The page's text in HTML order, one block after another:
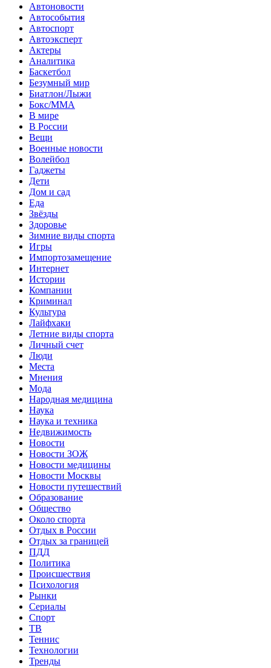
Автоновости
Автособытия
Автоспорт
Автоэксперт
Актеры
Аналитика
Баскетбол
Безумный мир
Биатлон/Лыжи
Бокс/MMA
В мире
В России
Вещи
Военные новости
Волейбол
Гаджеты
Дети
Дом и сад
Еда
Звёзды
Здоровье
Зимние виды спорта
Игры
Импортозамещение
Интернет
Истории
Компании
Криминал
Культура
Лайфхаки
Летние виды спорта
Личный счет
Люди
Места
Мнения
Мода
Народная медицина
Наука
Наука и техника
Недвижимость
Новости
Новости ЗОЖ
Новости медицины
Новости Москвы
Новости путешествий
Образование
Общество
Около спорта
Отдых в России
Отдых за границей
ПДД
Политика
Происшествия
Психология
Рынки
Сериалы
Спорт
ТВ
Теннис
Технологии
Тренды